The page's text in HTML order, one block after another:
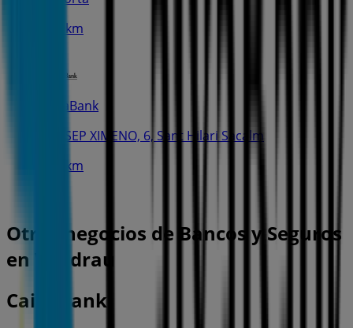
10.0 km
CaixaBank
C. JOSEP XIMENO, 6, Sant Hilari Sacalm
10.3 km
Otros negocios de Bancos y Seguros
en Viladrau
CaixaBank